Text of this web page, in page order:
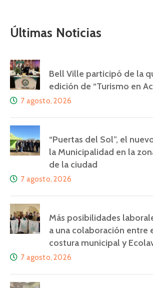
Últimas Noticias
Bell Ville participó de la
edición de “Turismo en
7 agosto, 2026
“Puertas del Sol”, el
la Municipalidad en la
de la ciudad
7 agosto, 2026
Más posibilidades
a una colaboración entre
costura municipal y
7 agosto, 2026